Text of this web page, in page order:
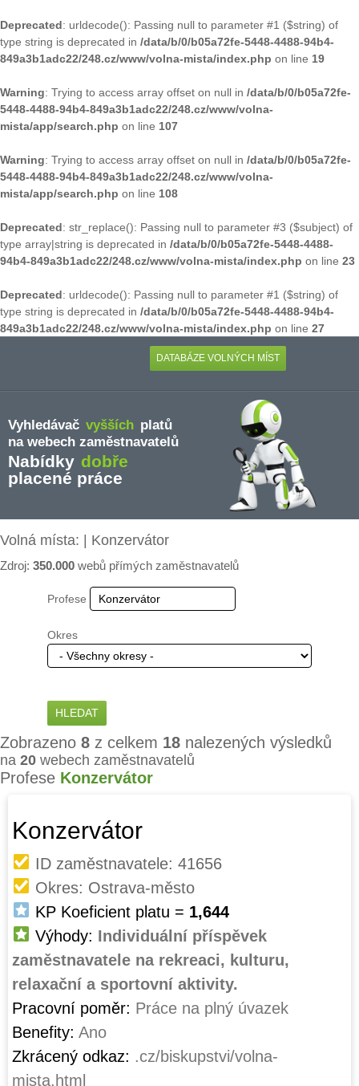
Deprecated: urldecode(): Passing null to parameter #1 ($string) of
type string is deprecated in /data/b/0/b05a72fe-5448-4488-94b4-
849a3b1adc22/248.cz/www/volna-mista/index.php on line 19
Warning: Trying to access array offset on null in /data/b/0/b05a72fe-
5448-4488-94b4-849a3b1adc22/248.cz/www/volna-
mista/app/search.php on line 107
Warning: Trying to access array offset on null in /data/b/0/b05a72fe-
5448-4488-94b4-849a3b1adc22/248.cz/www/volna-
mista/app/search.php on line 108
Deprecated: str_replace(): Passing null to parameter #3 ($subject) of
type array|string is deprecated in /data/b/0/b05a72fe-5448-4488-
94b4-849a3b1adc22/248.cz/www/volna-mista/index.php on line 23
Deprecated: urldecode(): Passing null to parameter #1 ($string) of
type string is deprecated in /data/b/0/b05a72fe-5448-4488-94b4-
849a3b1adc22/248.cz/www/volna-mista/index.php on line 27
DATABÁZE VOLNÝCH MÍST
Vyhledávač vyšších platů
na webech zaměstnavatelů
Nabídky dobře
placené práce
Volná místa: | Konzervátor
Zdroj: 350.000 webů přímých zaměstnavatelů
Profese
Okres
Zobrazeno 8 z celkem 18 nalezených výsledků
na 20 webech zaměstnavatelů
Profese Konzervátor
Konzervátor
ID zaměstnavatele: 41656
Okres: Ostrava-město
KP Koeficient platu = 1,644
Výhody: Individuální příspěvek
zaměstnavatele na rekreaci, kulturu,
relaxační a sportovní aktivity.
Pracovní poměr: Práce na plný úvazek
Benefity: Ano
Zkrácený odkaz: .cz/biskupstvi/volna-
mista.html